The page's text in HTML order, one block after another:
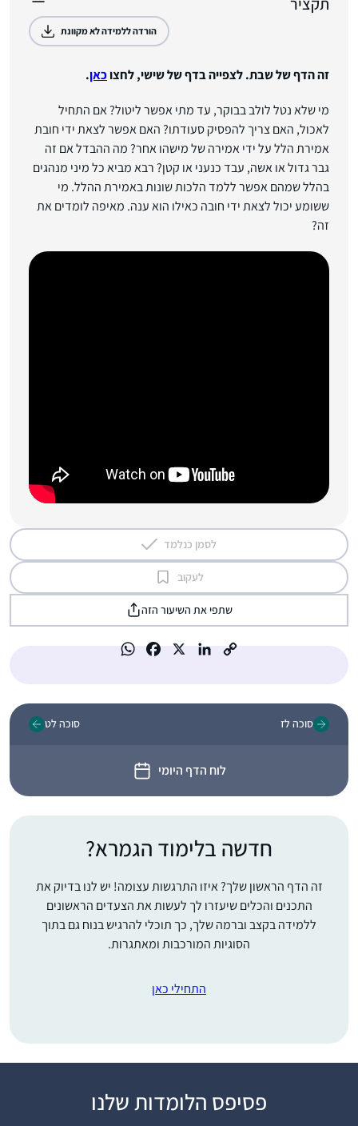
הורדה ללמידה לא מקוונת
זה הדף של שבת. לצפייה בדף של שישי, לחצוכאן.
מי שלא נטל לולב בבוקר, עד מתי אפשר ליטול? אם התחיל
לאכול, האם צריך להפסיק סעודתו? האם אפשר לצאת ידי חובת
אמירת הלל על ידי אמירה של מישהו אחר? מה ההבדל אם זה
גבר גדול או אשה, עבד כנעני או קטן? רבא מביא כל מיני מנהגים
בהלל שמהם אפשר ללמד הלכות שונות באמירת ההלל. מי
ששומע יכול לצאת ידי חובה כאילו הוא ענה. מאיפה לומדים את
זה?
לסמן כנלמד
לעקוב
שתפי את השיעור הזה
סוכה לז
לוח הדף היומי
סוכה לט
חדשה בלימוד הגמרא?
זה הדף הראשון שלך? איזו התרגשות עצומה! יש לנו בדיוק את
התכנים והכלים שיעזרו לך לעשות את הצעדים הראשונים
ללמידה בקצב וברמה שלך, כך תוכלי להרגיש בנוח גם בתוך
הסוגיות המורכבות ומאתגרות.
התחילי כאן
פסיפס הלומדות שלנו
התחלתי כשהייתי בחופש,